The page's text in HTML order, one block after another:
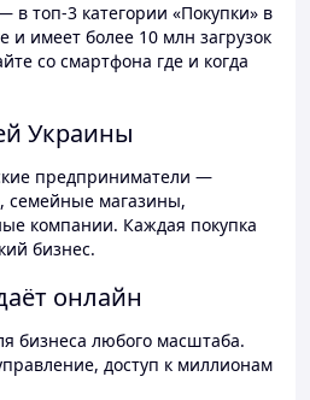
в топ-3 категории «Покупки» в
и имеет более 10 млн загрузок
со смартфона где и когда
Украины
предприниматели —
семейные магазины,
компании. Каждая покупка
бизнес.
онлайн
бизнеса любого масштаба.
доступ к миллионам